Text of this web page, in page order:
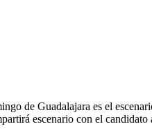
de Guadalajara es el
escenario con el